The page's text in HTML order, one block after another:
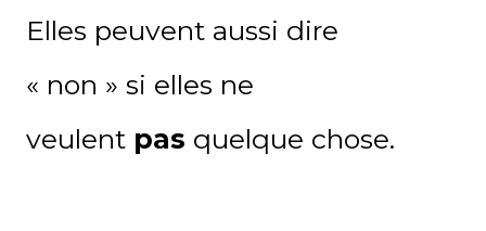
Elles peuvent aussi dire
« non » si elles ne
veulent pas quelque chose.